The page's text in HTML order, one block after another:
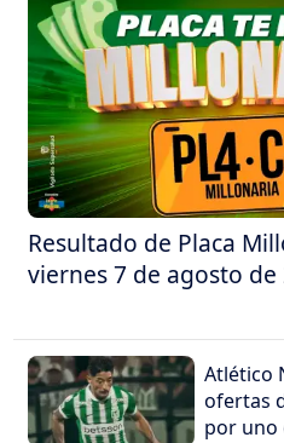
Resultado de Placa
viernes 7 de agosto de
Atlético
ofertas
por uno